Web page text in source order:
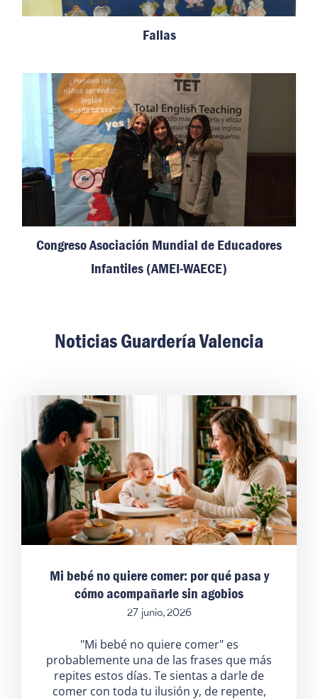
Fallas
Congreso Asociación Mundial de Educadores
Infantiles (AMEI-WAECE)
Noticias Guardería Valencia
Mi bebé no quiere comer: por qué pasa y
cómo acompañarle sin agobios
27 junio, 2026
"Mi bebé no quiere comer" es
probablemente una de las frases que más
repites estos días. Te sientas a darle de
comer con toda tu ilusión y, de repente,